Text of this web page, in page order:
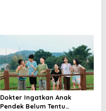
Dokter Ingatkan Anak
Pendek Belum Tentu